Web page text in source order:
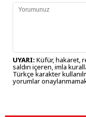
UYARI: Küfür, hakaret,
saldırı içeren, imla
Türkçe karakter
yorumlar